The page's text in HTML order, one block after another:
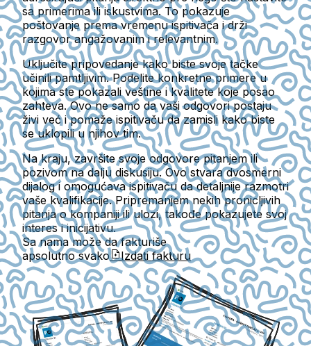
sa primerima ili iskustvima. To pokazuje
poštovanje prema vremenu ispitivača i drži
razgovor angažovanim i relevantnim.
Uključite pripovedanje kako biste svoje tačke
učinili pamtljivim. Podelite konkretne primere u
kojima ste pokazali veštine i kvalitete koje posao
zahteva. Ovo ne samo da vaši odgovori postaju
živi već i pomaže ispitivaču da zamisli kako biste
se uklopili u njihov tim.
Na kraju, završite svoje odgovore pitanjem ili
pozivom na dalju diskusiju. Ovo stvara dvosmerni
dijalog i omogućava ispitivaču da detaljnije razmotri
vaše kvalifikacije. Pripremanjem nekih pronicljivih
pitanja o kompaniji ili ulozi, takođe pokazujete svoj
interes i inicijativu.
Sa nama može da fakturiše
apsolutno svako
Izdati fakturu